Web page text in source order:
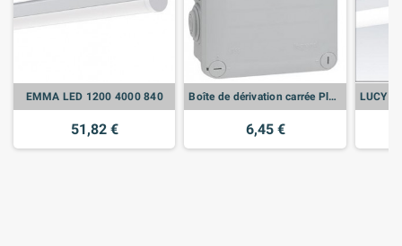
EMMA LED 1200 4000 840
51,82 €
Boîte de dérivation carrée Plexo dimensions 105x105x55mm - gris RAL7035 - LEG092022
6,45 €